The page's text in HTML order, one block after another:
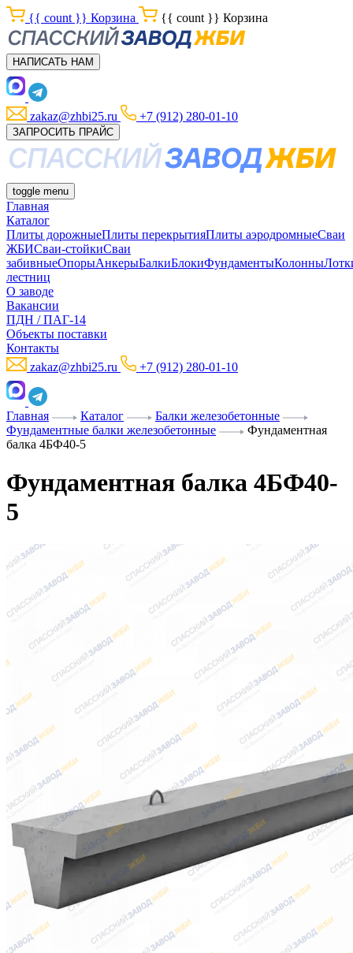
{{ count }} Корзина {{ count }} Корзина
НАПИСАТЬ НАМ
zakaz@zhbi25.ru +7 (912) 280-01-10
ЗАПРОСИТЬ ПРАЙС
toggle menu
Главная
Каталог
Плиты дорожныеПлиты перекрытияПлиты аэродромныеСваи
ЖБИСваи-стойкиСваи
забивныеОпорыАнкерыБалкиБлокиФундаментыКолонны
лестниц
О заводе
Вакансии
ПДН / ПАГ-14
Объекты поставки
Контакты
zakaz@zhbi25.ru
+7 (912) 280-01-10
Главная Каталог
Балки железобетонные
Фундаментные балки железобетонные
Фундаментная
балка 4БФ40-5
Фундаментная балка 4БФ40-
5